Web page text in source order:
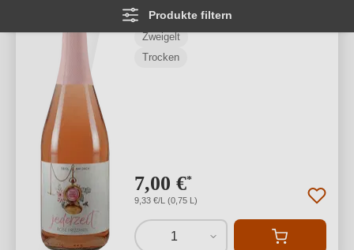
Produkte filtern
Niederösterreich
Zweigelt
Trocken
7,00 €*
9,33 €/L (0,75 L)
1